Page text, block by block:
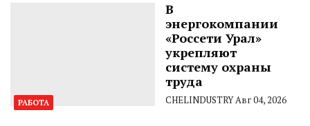
РАБОТА
В
энергокомпании
«Россети Урал»
укрепляют
систему охраны
труда
CHELINDUSTRYАвг 04, 2026